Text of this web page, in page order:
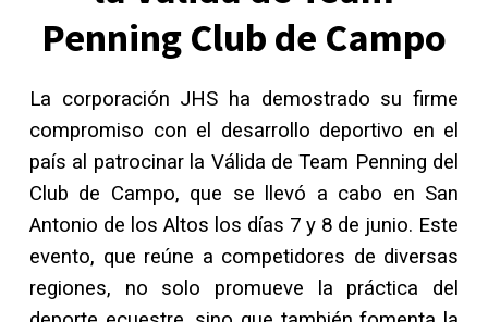
Penning Club de Campo
La corporación JHS ha demostrado su firme
compromiso con el desarrollo deportivo en el
país al patrocinar la Válida de Team Penning del
Club de Campo, que se llevó a cabo en San
Antonio de los Altos los días 7 y 8 de junio. Este
evento, que reúne a competidores de diversas
regiones, no solo promueve la práctica del